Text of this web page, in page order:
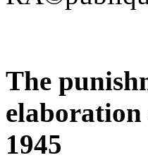
The
elaboration
1945